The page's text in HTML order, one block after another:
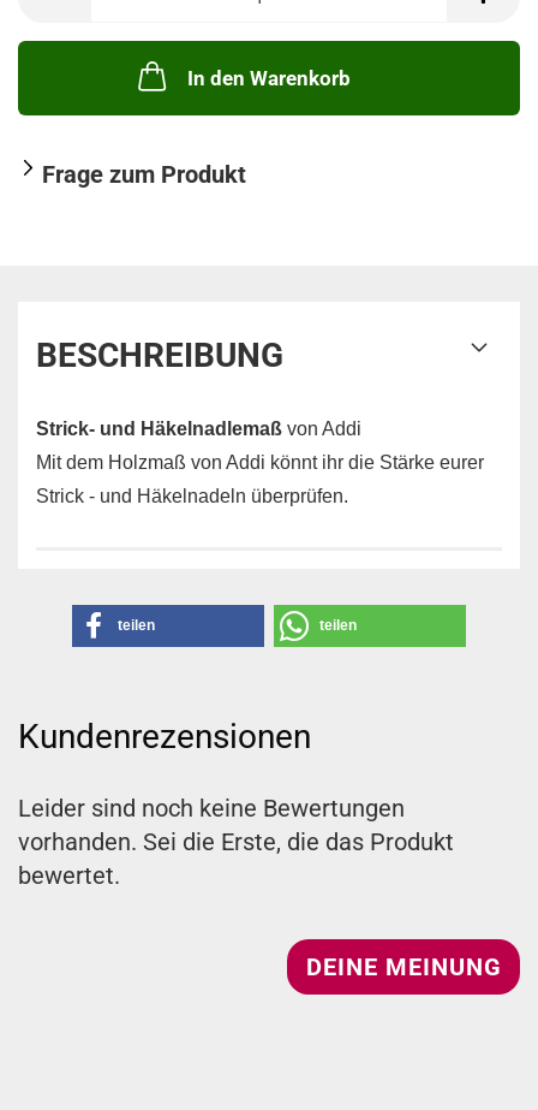
In den Warenkorb
Frage zum Produkt
BESCHREIBUNG
Strick- und Häkelnadlemaß von Addi
Mit dem Holzmaß von Addi könnt ihr die Stärke eurer
Strick - und Häkelnadeln überprüfen.
teilen teilen
Kundenrezensionen
Leider sind noch keine Bewertungen
vorhanden. Sei die Erste, die das Produkt
bewertet.
DEINE MEINUNG